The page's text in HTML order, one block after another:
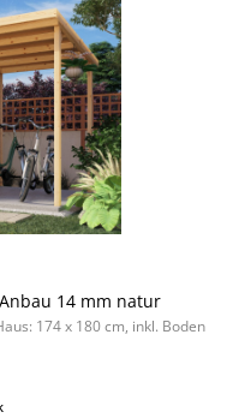
14 mm natur
174 x 180 cm, inkl. Boden